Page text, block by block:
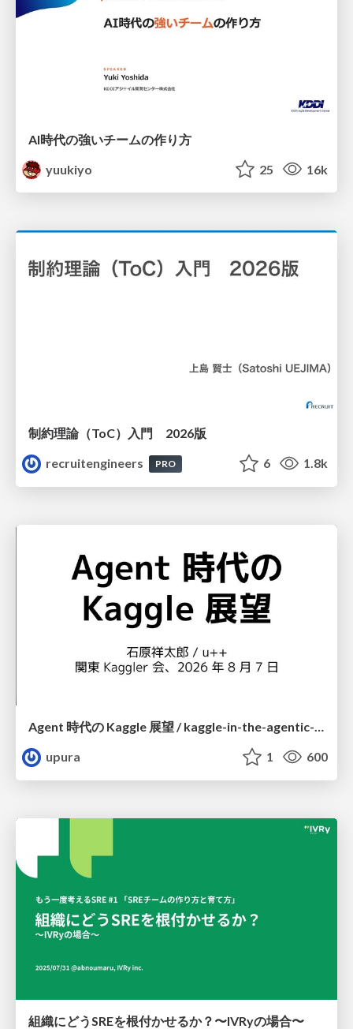
AI時代の強いチームの作り方
yuukiyo
25 16k
制約理論（ToC）入門 2026版
recruitengineers
PRO 6 1.8k
Agent 時代の Kaggle 展望 / kaggle-in-the-agentic-era
upura
1 600
組織にどうSREを根付かせるか？〜IVRyの場合〜